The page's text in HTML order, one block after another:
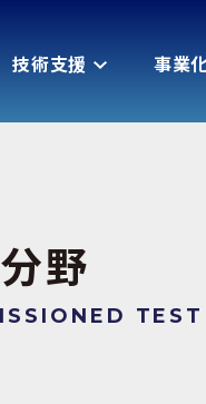
技術支援 事業
野
TEST